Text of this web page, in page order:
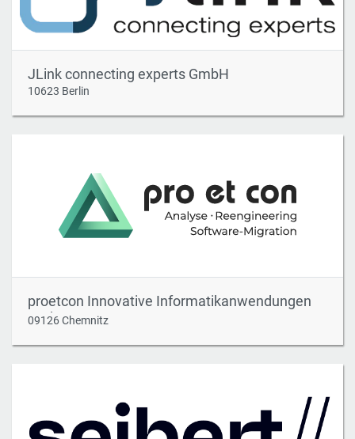
JLink connecting experts GmbH
10623 Berlin
proetcon Innovative Informatikanwendungen
GmbH
09126 Chemnitz